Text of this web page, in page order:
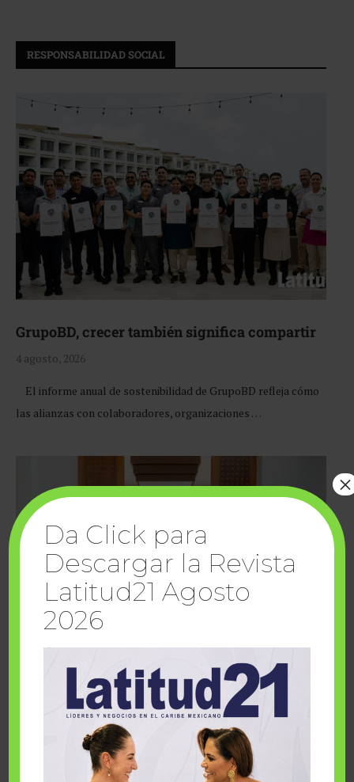
RESPONSABILIDAD SOCIAL
GrupoBD, crecer también significa compartir
4 agosto, 2026
El informe anual de sostenibilidad de GrupoBD refleja cómo
las alianzas con colaboradores, organizaciones …
Cuando la solidaridad inspira; cumplen
sueños Fairmont Mayakoba y Make-A-Wish
Da Click para
Descargar la Revista
Latitud21 Agosto
2026
×